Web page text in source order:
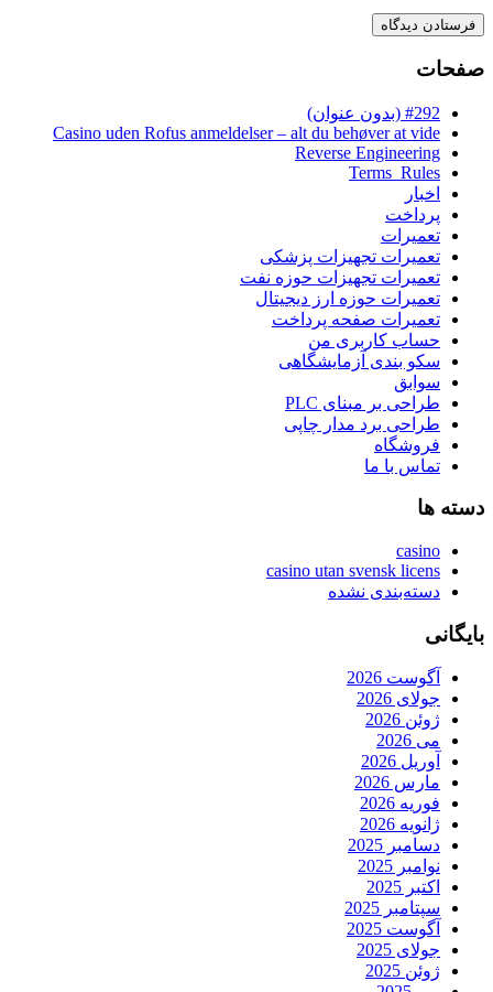
صفحات
#292 (بدون عنوان)
Casino uden Rofus anmeldelser – alt du behøver at vide
Reverse Engineering
Terms_Rules
اخبار
پرداخت
تعمیرات
تعمیرات تجهیزات پزشکی
تعمیرات تجهیزات حوزه نفت
تعمیرات حوزه ارز دیجیتال
تعمیرات صفحه پرداخت
حساب کاربری من
سکو بندی آزمایشگاهی
سوابق
طراحی بر مبنای PLC
طراحی برد مدار چاپی
فروشگاه
تماس با ما
دسته ها
casino
casino utan svensk licens
دسته‌بندی نشده
بایگانی
آگوست 2026
جولای 2026
ژوئن 2026
می 2026
آوریل 2026
مارس 2026
فوریه 2026
ژانویه 2026
دسامبر 2025
نوامبر 2025
اکتبر 2025
سپتامبر 2025
آگوست 2025
جولای 2025
ژوئن 2025